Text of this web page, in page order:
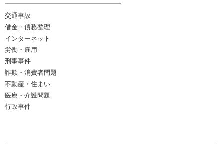
━━━━━━━━━━━━━━━━━━
交通事故
借金・債務整理
インターネット
労働・雇用
刑事事件
詐欺・消費者問題
不動産・住まい
医療・介護問題
行政事件